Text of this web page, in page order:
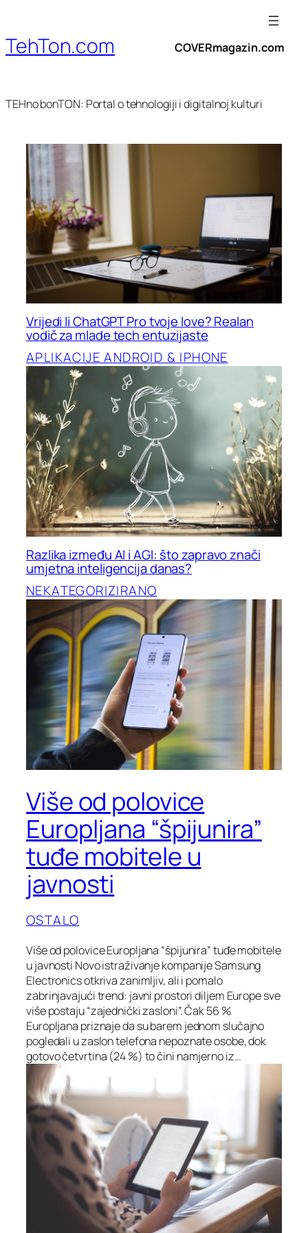
sadržaja
TehTon.com COVERmagazin.com
TEHno bonTON: Portal o tehnologiji i digitalnoj kulturi
Vrijedi li ChatGPT Pro tvoje love? Realan
vodič za mlade tech entuzijaste
APLIKACIJE ANDROID & IPHONE
Razlika između AI i AGI: što zapravo znači
umjetna inteligencija danas?
NEKATEGORIZIRANO
Više od polovice
Europljana “špijunira”
tuđe mobitele u
javnosti
OSTALO
Više od polovice Europljana “špijunira” tuđe mobitele
u javnosti Novo istraživanje kompanije Samsung
Electronics otkriva zanimljiv, ali i pomalo
zabrinjavajući trend: javni prostori diljem Europe sve
više postaju “zajednički zasloni”. Čak 56 %
Europljana priznaje da su barem jednom slučajno
pogledali u zaslon telefona nepoznate osobe, dok
gotovo četvrtina (24 %) to čini namjerno iz…